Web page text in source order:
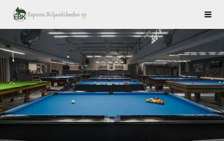
Siirry
sivun
sisältöön
Espoon Biljardikerho ry.